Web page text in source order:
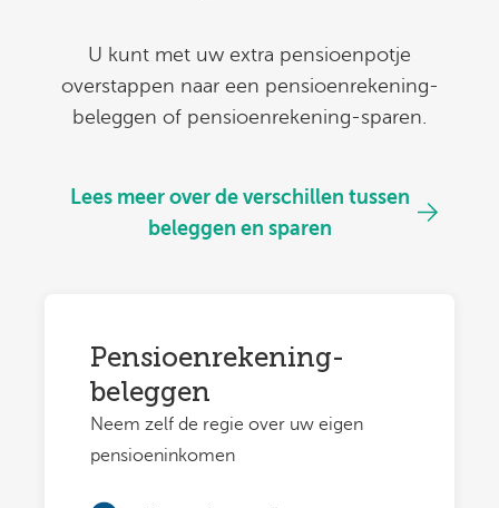
U kunt met uw extra pensioenpotje
overstappen naar een pensioenrekening-
beleggen of pensioenrekening-sparen.
Lees meer over de verschillen tussen
beleggen en sparen
Pensioenrekening-
beleggen
Neem zelf de regie over uw eigen
pensioeninkomen